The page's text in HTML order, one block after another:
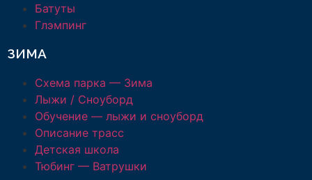
Батуты
Глэмпинг
ЗИМА
Схема парка — Зима
Лыжи / Сноуборд
Обучение — лыжи и сноуборд
Описание трасс
Детская школа
Тюбинг — Ватрушки